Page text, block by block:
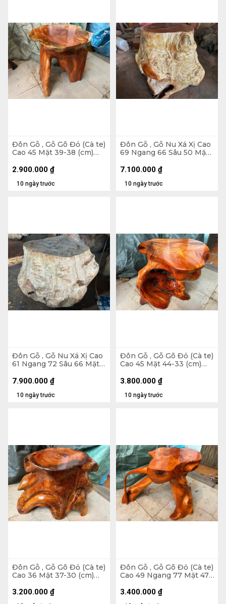
Đôn Gỗ , Gỗ Gõ Đỏ (Cà te)
Cao 45 Mặt 39-38 (cm)
10 ngày trước
2.900.000 ₫
Đôn Gỗ , Gỗ Nu Xá Xị Cao
69 Ngang 66 Sâu 50 Mặt
10 ngày trước
7.100.000 ₫
Đôn Gỗ , Gỗ Nu Xá Xị Cao
61 Ngang 72 Sâu 66 Mặt
10 ngày trước
7.900.000 ₫
Đôn Gỗ , Gỗ Gõ Đỏ (Cà te)
Cao 45 Mặt 44-33 (cm)
10 ngày trước
3.800.000 ₫
Đôn Gỗ , Gỗ Gõ Đỏ (Cà te)
Cao 36 Mặt 37-30 (cm)
3.200.000 ₫
Đôn Gỗ , Gỗ Gõ Đỏ (Cà te)
Cao 49 Ngang 77 Mặt 47-
3.400.000 ₫